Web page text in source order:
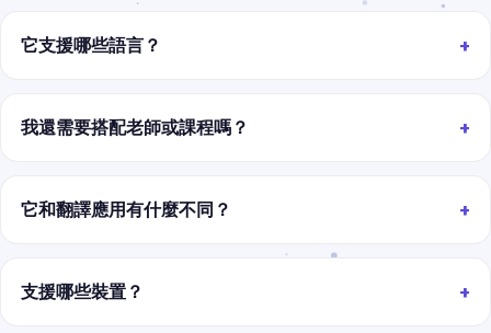
它支援哪些語言？
我還需要搭配老師或課程嗎？
它和翻譯應用有什麼不同？
支援哪些裝置？